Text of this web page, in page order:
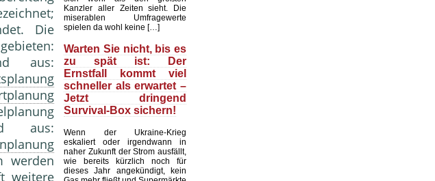
Die
aus:
aus:
werden
weitere
Kanzler aller Zeiten sieht. Die
miserablen Umfragewerte
spielen da wohl keine […]
Warten Sie nicht, bis es
zu spät ist: Der
Ernstfall kommt viel
schneller als erwartet –
Jetzt dringend
Survival-Box sichern!
Wenn der Ukraine-Krieg
eskaliert oder irgendwann in
naher Zukunft der Strom ausfällt,
wie bereits kürzlich noch für
dieses Jahr angekündigt, kein